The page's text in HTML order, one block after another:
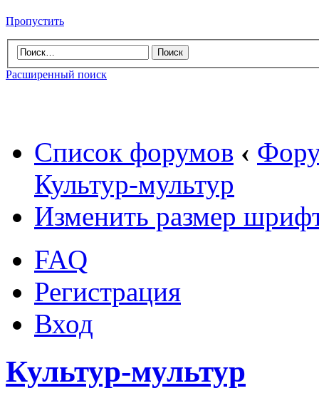
Пропустить
Расширенный поиск
Список форумов ‹
Культур-мультур
Изменить размер
FAQ
Регистрация
Вход
Культур-мультур